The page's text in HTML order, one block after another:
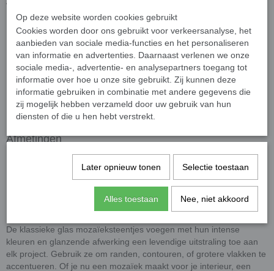
Waarom kiezen voor onze parelmoer glassteentjes?
Hoogwaardige kwaliteit
: UV- en vorstbestendig, perfect voor
binnen- en buitentoepassingen.
Gemakkelijk te verwerken: Eenvoudig op maat te knippen
met eenwieltjestang, voor maximale flexibiliteit in ontwerp.
Veelzijdig gebruik : Geschikt voor muren, vloeren, keukens,
badkamers, zwembaden, en meer. Ook ideaal voor
architectuur en creatieve hobbyprojecten.
Afmetingen
Afmetingen: 10 x 10 mm groot en 4 mm dik.
: De steentjes worden los geleverd. In 50 gram
zitten ongeveer 75 steentjes.
Levendige en kleurrijke ontwerpen
De klassieke glas mozaïeksteentjes voegen met hun intense
kleuren en glanzende afwerking een levendige uitstraling toe aan
elk project. Gebruik ze om randen, contouren, of grotere vlakken te
accentueren. Of je nu een mozaïek maakt voor je interieur, een
Op deze website worden cookies gebruikt
Cookies worden door ons gebruikt voor verkeersanalyse, het
aanbieden van sociale media-functies en het personaliseren
van informatie en advertenties. Daarnaast verlenen we onze
sociale media-, advertentie- en analysepartners toegang tot
informatie over hoe u onze site gebruikt. Zij kunnen deze
informatie gebruiken in combinatie met andere gegevens die
zij mogelijk hebben verzameld door uw gebruik van hun
diensten of die u hen hebt verstrekt.
Later opnieuw tonen Selectie toestaan
Alles toestaan Nee, niet akkoord